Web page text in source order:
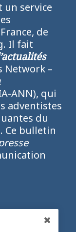
un service
de
Il fait
Network –
ANN), qui
adventistes
du
Ce bulletin